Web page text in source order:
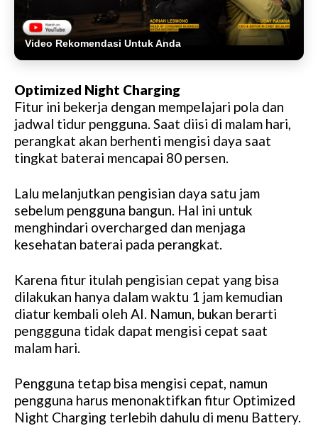
Video Rekomendasi Untuk Anda
Optimized Night Charging
Fitur ini bekerja dengan mempelajari pola dan
jadwal tidur pengguna. Saat diisi di malam hari,
perangkat akan berhenti mengisi daya saat
tingkat baterai mencapai 80 persen.
Lalu melanjutkan pengisian daya satu jam
sebelum pengguna bangun. Hal ini untuk
menghindari overcharged dan menjaga
kesehatan baterai pada perangkat.
Karena fitur itulah pengisian cepat yang bisa
dilakukan hanya dalam waktu 1 jam kemudian
diatur kembali oleh AI. Namun, bukan berarti
penggguna tidak dapat mengisi cepat saat
malam hari.
Pengguna tetap bisa mengisi cepat, namun
pengguna harus menonaktifkan fitur Optimized
Night Charging terlebih dahulu di menu Battery.